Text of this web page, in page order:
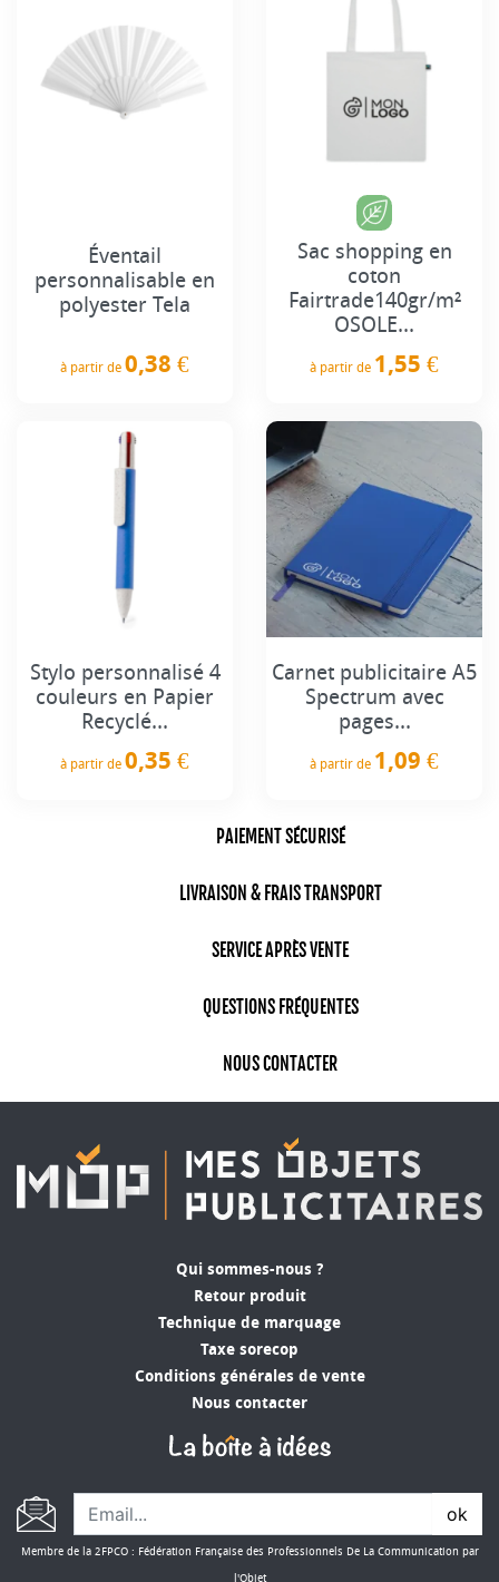
Éventail
personnalisable en
polyester Tela
à partir de 0,38 €
Sac shopping en
coton
Fairtrade140gr/m²
OSOLE...
à partir de 1,55 €
Stylo personnalisé 4
couleurs en Papier
Recyclé...
à partir de 0,35 €
Carnet publicitaire A5
Spectrum avec
pages...
à partir de 1,09 €
PAIEMENT SÉCURISÉ
LIVRAISON & FRAIS TRANSPORT
SERVICE APRÈS VENTE
QUESTIONS FRÉQUENTES
NOUS CONTACTER
Qui sommes-nous ?
Retour produit
Technique de marquage
Taxe sorecop
Conditions générales de vente
Nous contacter
ok
Membre de la 2FPCO : Fédération Française des Professionnels De La Communication par
l'Objet